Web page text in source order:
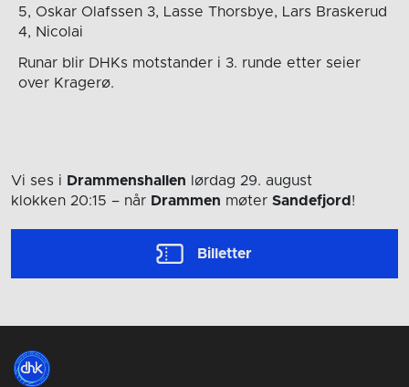
5, Oskar Olafssen 3, Lasse Thorsbye, Lars Braskerud
4, Nicolai
Runar blir DHKs motstander i 3. runde etter seier
over Kragerø.
Vi ses i Drammenshallen lørdag 29. august
klokken 20:15 – når Drammen møter Sandefjord !
Billetter